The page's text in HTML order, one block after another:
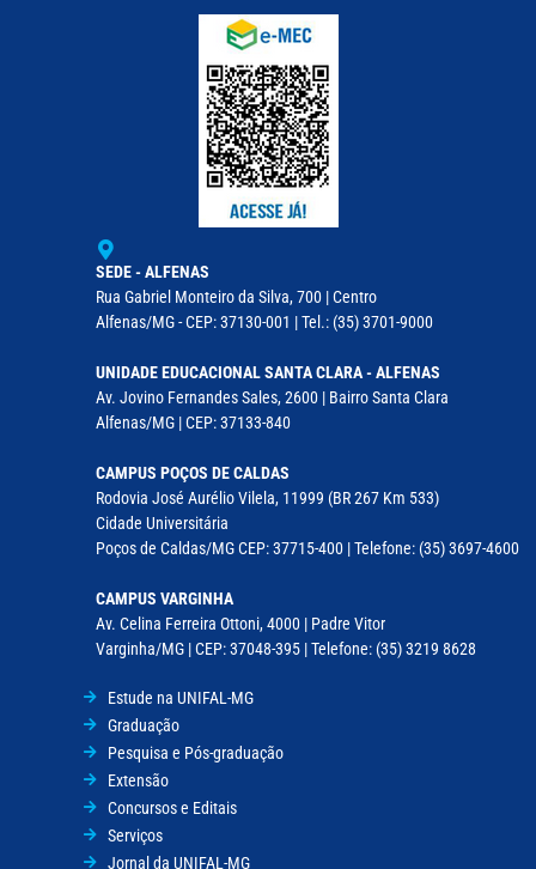
SEDE - ALFENAS
Rua Gabriel Monteiro da Silva, 700 | Centro
Alfenas/MG - CEP: 37130-001 | Tel.: (35) 3701-9000
UNIDADE EDUCACIONAL SANTA CLARA - ALFENAS
Av. Jovino Fernandes Sales, 2600 | Bairro Santa Clara
Alfenas/MG | CEP: 37133-840
CAMPUS POÇOS DE CALDAS
Rodovia José Aurélio Vilela, 11999 (BR 267 Km 533)
Cidade Universitária
Poços de Caldas/MG CEP: 37715-400 | Telefone: (35) 3697-4600
CAMPUS VARGINHA
Av. Celina Ferreira Ottoni, 4000 | Padre Vitor
Varginha/MG | CEP: 37048-395 | Telefone: (35) 3219 8628
Estude na UNIFAL-MG
Graduação
Pesquisa e Pós-graduação
Extensão
Concursos e Editais
Serviços
Jornal da UNIFAL-MG